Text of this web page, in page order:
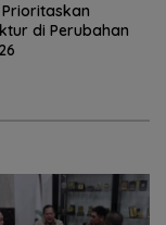
Prioritaskan
di Perubahan